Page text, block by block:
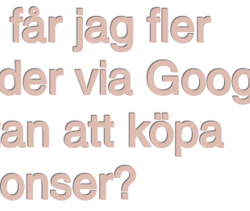
jag fler
via
att köpa